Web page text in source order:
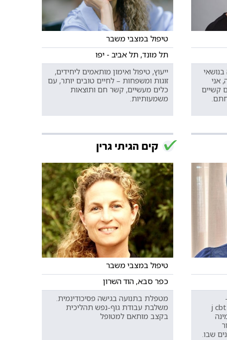
אני
קשיים
טיפול במצבי משבר
תל מונד, תל אביב - יפו
ייעוץ, טיפול ואימון מותאמים ליחידים,
זוגות ומשפחות – לחיים טובים יותר, עם
כלים מעשיים, קשר חם ותוצאות
משמעותיות.
קוגנטיבית התנהגותית יהודית j cbt
שבו.
קים הגיתי גרין
טיפול במצבי משבר
כפר סבא, הוד השרון
מטפלת בתנועה בגישה פסיכודינמית.
משלבת עבודת גוף-נפש תהליכית
בקצב מותאם למטופל